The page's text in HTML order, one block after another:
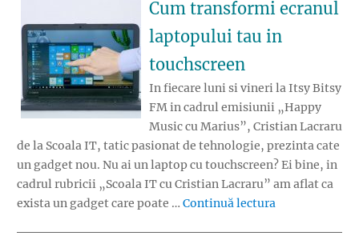
Cum transformi ecranul
laptopului tau in
touchscreen
In fiecare luni si vineri la Itsy Bitsy
FM in cadrul emisiunii „Happy
Music cu Marius”, Cristian Lacraru
de la Scoala IT, tatic pasionat de tehnologie, prezinta cate
un gadget nou. Nu ai un laptop cu touchscreen? Ei bine, in
cadrul rubricii „Scoala IT cu Cristian Lacraru” am aflat ca
exista un gadget care poate … Continuă lectura